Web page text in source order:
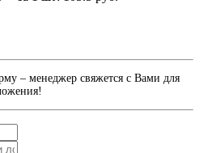
– менеджер свяжется с Вами для